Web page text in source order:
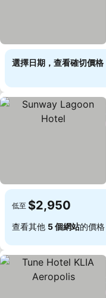
選擇日期，查看確切價格
低至 $2,950
查看其他 5 個網站的價格